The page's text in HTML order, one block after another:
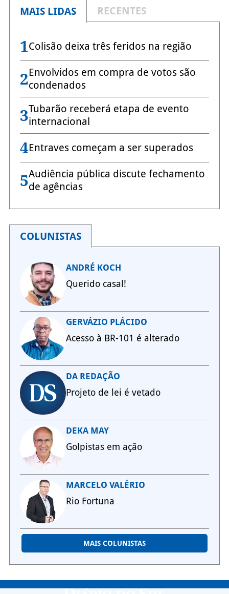
MAIS LIDAS
RECENTES
1Colisão deixa três feridos na região
2Envolvidos em compra de votos são
condenados
3Tubarão receberá etapa de evento
internacional
4Entraves começam a ser superados
5Audiência pública discute fechamento
de agências
COLUNISTAS
ANDRÉ KOCH
Querido casal!
GERVÁZIO PLÁCIDO
Acesso à BR-101 é alterado
DA REDAÇÃO
Projeto de lei é vetado
DEKA MAY
Golpistas em ação
MARCELO VALÉRIO
Rio Fortuna
MAIS COLUNISTAS